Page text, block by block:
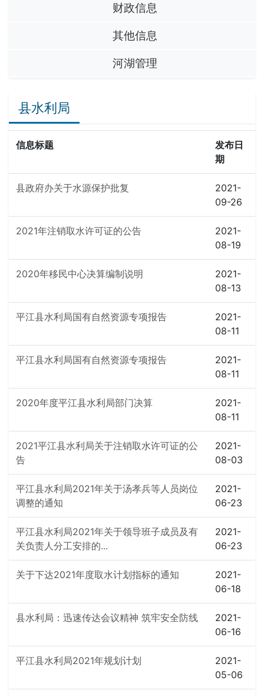
财政信息
其他信息
河湖管理
县水利局
信息标题
发布日
期
县政府办关于水源保护批复
2021-
09-26
2021年注销取水许可证的公告
2021-
08-19
2020年移民中心决算编制说明
2021-
08-13
平江县水利局国有自然资源专项报告
2021-
08-11
平江县水利局国有自然资源专项报告
2021-
08-11
2020年度平江县水利局部门决算
2021-
08-11
2021平江县水利局关于注销取水许可证的公
告
2021-
08-03
平江县水利局2021年关于汤孝兵等人员岗位
调整的通知
2021-
06-23
平江县水利局2021年关于领导班子成员及有
关负责人分工安排的...
2021-
06-23
关于下达2021年度取水计划指标的通知
2021-
06-18
县水利局：迅速传达会议精神 筑牢安全防线
2021-
06-16
平江县水利局2021年规划计划
2021-
05-06